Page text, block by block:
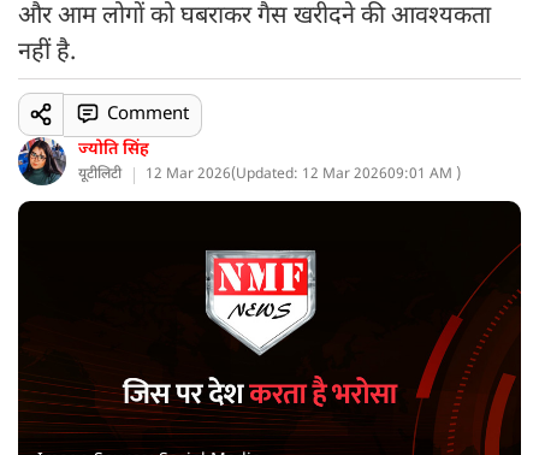
और आम लोगों को घबराकर गैस खरीदने की आवश्यकता
नहीं है.
ज्योति सिंह
यूटीलिटी 12 Mar 2026(Updated: 12 Mar 202609:01 AM )
Comment